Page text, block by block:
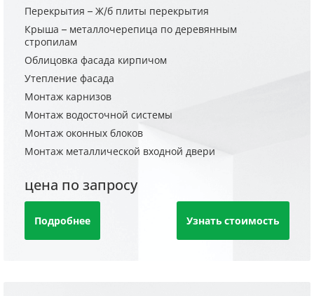
Перекрытия – Ж/б плиты перекрытия
Крыша – металлочерепица по деревянным
стропилам
Облицовка фасада кирпичом
Утепление фасада
Монтаж карнизов
Монтаж водосточной системы
Монтаж оконных блоков
Монтаж металлической входной двери
цена по запросу
Подробнее Узнать стоимость